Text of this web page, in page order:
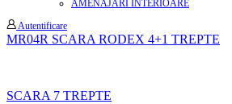
AMENAJARI INTERIOARE
Autentificare
MR04R SCARA RODEX 4+1 TREPTE
SCARA 7 TREPTE